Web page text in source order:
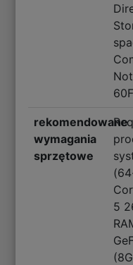
rekomendowane
wymagania
sprzętowe
5